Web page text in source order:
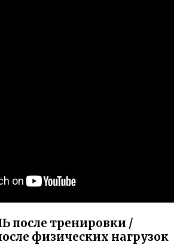
после тренировки /
физических нагрузок